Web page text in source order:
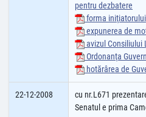
pentru dezbatere
forma iniţiatorului
expunerea de
avizul Consiliului
Ordonanţa
hotărârea de
22-12-2008
cu nr.L671
Senatul e prima